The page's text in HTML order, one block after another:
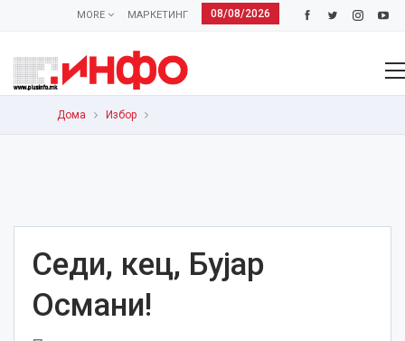
08/08/2026
МАРКЕТИНГ
MORE
Дома Избор
Седи, кец, Бујар
Османи!